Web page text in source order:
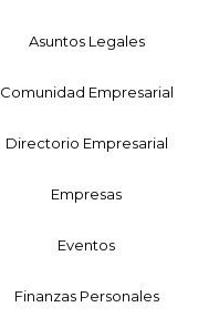
Asuntos Legales
Comunidad Empresarial
Directorio Empresarial
Empresas
Eventos
Finanzas Personales